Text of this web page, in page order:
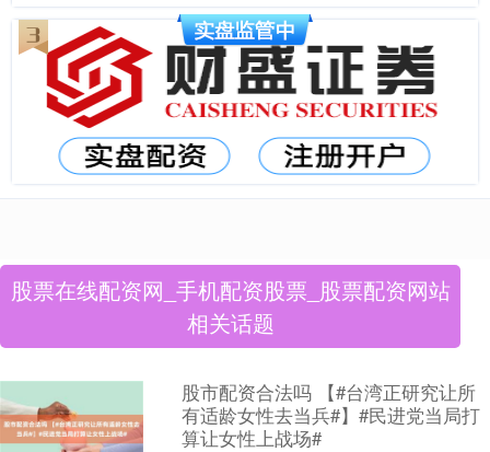
股票在线配资网_手机配资股票_股票配资网站
相关话题
股市配资合法吗 【#台湾正研究让所
有适龄女性去当兵#】#民进党当局打
算让女性上战场#